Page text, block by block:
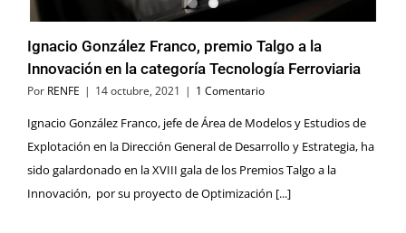
Ignacio González Franco, premio Talgo a la
Innovación en la categoría Tecnología Ferroviaria
Por RENFE | 14 octubre, 2021 | 1 Comentario
Ignacio González Franco, jefe de Área de Modelos y Estudios de
Explotación en la Dirección General de Desarrollo y Estrategia, ha
sido galardonado en la XVIII gala de los Premios Talgo a la
Innovación, por su proyecto de Optimización [...]